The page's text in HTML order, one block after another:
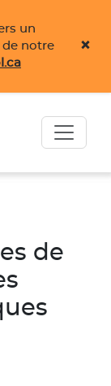
un
de notre
×
de